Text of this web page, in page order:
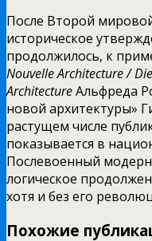
После Второй
историческое
продолжилось, к
NouvelleArchitecture/Die
ArchitectureАльфреда
новой архитектуры»
растущем числе
показывается в
Послевоенный
логическое
хотя и без его
Похожие